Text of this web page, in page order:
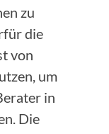
zu
die
von
um
in
Die